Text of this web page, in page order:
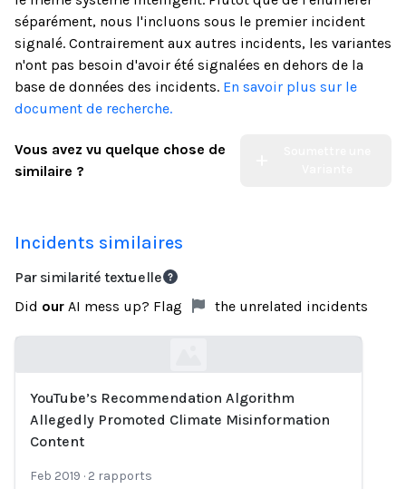
séparément, nous l'incluons sous le premier incident
signalé. Contrairement aux autres incidents, les variantes
n'ont pas besoin d'avoir été signalées en dehors de la
base de données des incidents. En savoir plus sur le
document de recherche.
Vous avez vu quelque chose de
similaire ?
Incidents similaires
Par similarité textuelle
Did our AI mess up? Flag the unrelated incidents
Loading...
YouTube’s Recommendation Algorithm
Allegedly Promoted Climate Misinformation
Content
Feb 2019 · 2 rapports